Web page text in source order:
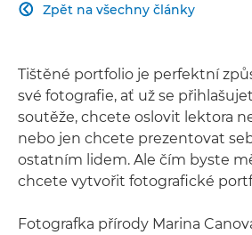
Zpět na všechny články

Tištěné portfolio je perfektní
své fotografie, ať už se
soutěže, chcete oslovit lektora
nebo jen chcete prezentovat
ostatním lidem. Ale čím byste
chcete vytvořit fotografické
Fotografka přírody Marina